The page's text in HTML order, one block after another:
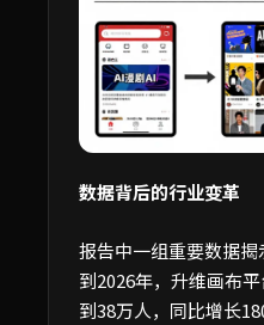
数据背后的行业变革
报告中一组重要数据揭
到2026年，升维画布
到38万人，同比增长